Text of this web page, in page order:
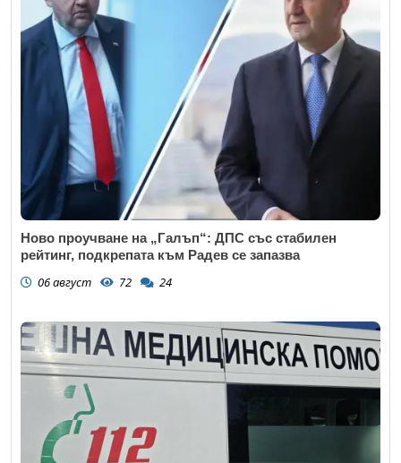
Ново проучване на „Галъп“: ДПС със стабилен
рейтинг, подкрепата към Радев се запазва
06 август 72 24